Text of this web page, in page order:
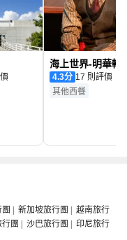
價
海上世界-明華輪
4.3分
17 則評價
其他西餐
| 新加坡旅行團 | 越南旅行
團 | 沙巴旅行團 | 印尼旅行